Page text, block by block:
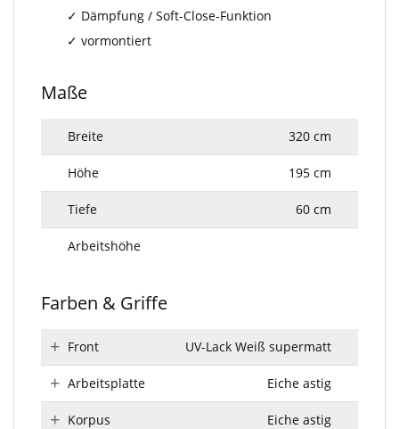
Dämpfung / Soft-Close-Funktion
vormontiert
Maße
Breite 320 cm
Höhe 195 cm
Tiefe 60 cm
Arbeitshöhe
Farben & Griffe
Front UV-Lack Weiß supermatt
Arbeitsplatte Eiche astig
Korpus Eiche astig